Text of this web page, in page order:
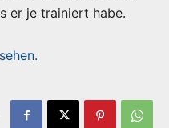
er je trainiert habe.